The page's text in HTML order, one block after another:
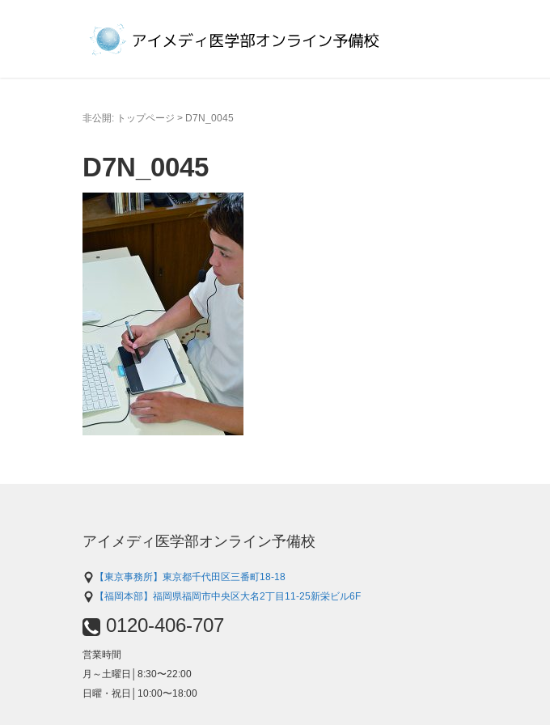
非公開: トップページ > D7N_0045
D7N_0045
アイメディ医学部オンライン予備校
【東京事務所】東京都千代田区三番町18-18
【福岡本部】福岡県福岡市中央区大名2丁目11-25新栄ビル6F
0120-406-707
営業時間
月～土曜日│8:30〜22:00
日曜・祝日│10:00〜18:00